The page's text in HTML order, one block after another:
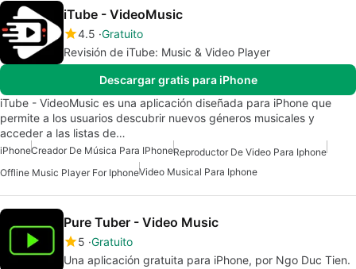
iTube - VideoMusic
4.5 Gratuito
Revisión de iTube: Music & Video Player
Descargar gratis para iPhone
iTube - VideoMusic es una aplicación diseñada para iPhone que
permite a los usuarios descubrir nuevos géneros musicales y
acceder a las listas de…
iPhoneCreador De Música Para IPhoneReproductor De Video Para Iphone
Offline Music Player For IphoneVideo Musical Para Iphone
Pure Tuber - Video Music
5 Gratuito
Una aplicación gratuita para iPhone, por Ngo Duc Tien.